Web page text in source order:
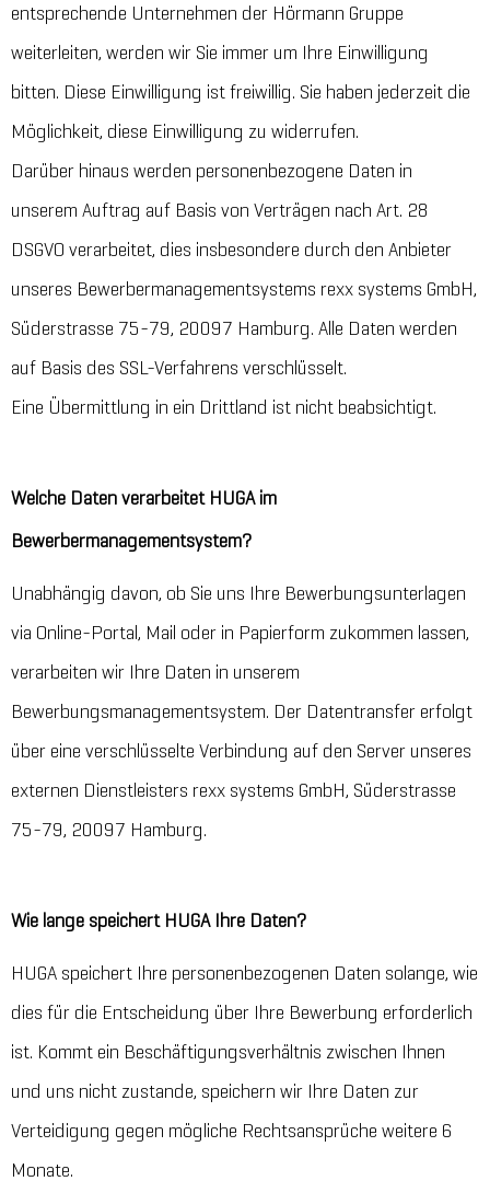
entsprechende Unternehmen der Hörmann Gruppe
weiterleiten, werden wir Sie immer um Ihre Einwilligung
bitten. Diese Einwilligung ist freiwillig. Sie haben jederzeit die
Möglichkeit, diese Einwilligung zu widerrufen.
Darüber hinaus werden personenbezogene Daten in
unserem Auftrag auf Basis von Verträgen nach Art. 28
DSGVO verarbeitet, dies insbesondere durch den Anbieter
unseres Bewerbermanagementsystems rexx systems GmbH,
Süderstrasse 75-79, 20097 Hamburg. Alle Daten werden
auf Basis des SSL-Verfahrens verschlüsselt.
Eine Übermittlung in ein Drittland ist nicht beabsichtigt.
Welche Daten verarbeitet HUGA im
Bewerbermanagementsystem?
Unabhängig davon, ob Sie uns Ihre Bewerbungsunterlagen
via Online-Portal, Mail oder in Papierform zukommen lassen,
verarbeiten wir Ihre Daten in unserem
Bewerbungsmanagementsystem. Der Datentransfer erfolgt
über eine verschlüsselte Verbindung auf den Server unseres
externen Dienstleisters rexx systems GmbH, Süderstrasse
75-79, 20097 Hamburg.
Wie lange speichert HUGA Ihre Daten?
HUGA speichert Ihre personenbezogenen Daten solange, wie
dies für die Entscheidung über Ihre Bewerbung erforderlich
ist. Kommt ein Beschäftigungsverhältnis zwischen Ihnen
und uns nicht zustande, speichern wir Ihre Daten zur
Verteidigung gegen mögliche Rechtsansprüche weitere 6
Monate.